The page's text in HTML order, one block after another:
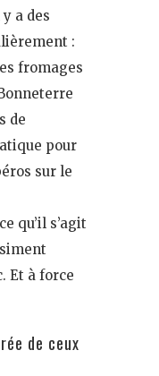
a des
:
fromages
de
pour
sur le
qu’il s’agit
Et à force
de ceux